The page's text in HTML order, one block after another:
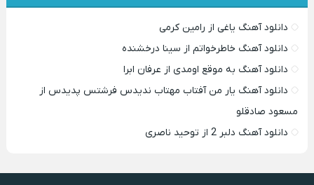
دانلود آهنگ یاغی از رامین کرمی
دانلود آهنگ خاطرخواتم از سینا درخشنده
دانلود آهنگ به موقع اومدی از عرفان ابرا
دانلود آهنگ یار من آفتاب مهتاب ندیدس فرشتس پدیدس از
مسعود صادقلو
دانلود آهنگ دلبر 2 از توحید ناصری